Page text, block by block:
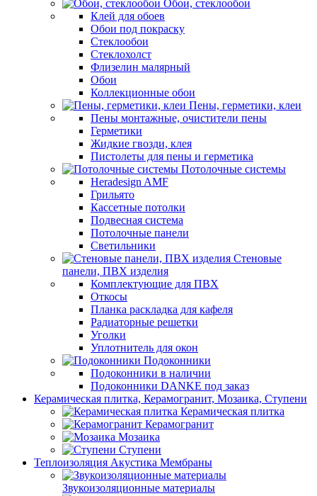
Обои, стеклообои
Клей для обоев
Обои под покраску
Стеклообои
Стеклохолст
Флизелин малярный
Обои
Коллекционные обои
Пены, герметики, клеи
Пены монтажные, очистители пены
Герметики
Жидкие гвозди, клея
Пистолеты для пены и герметика
Потолочные системы
Heradesign AMF
Грильято
Кассетные потолки
Подвесная система
Потолочные панели
Светильники
Стеновые
панели, ПВХ изделия
Комплектующие для ПВХ
Откосы
Планка раскладка для кафеля
Радиаторные решетки
Уголки
Уплотнитель для окон
Подоконники
Подоконники в наличии
Подоконники DANKE под заказ
Керамическая плитка, Керамогранит, Мозаика, Ступени
Керамическая плитка
Керамогранит
Мозаика
Ступени
Теплоизоляция Акустика Мембраны
Звукоизоляционные материалы